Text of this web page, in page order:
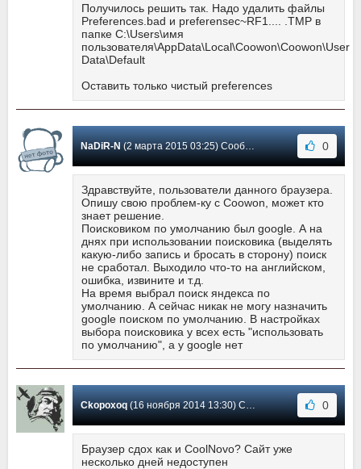
Получилось решить так. Надо удалить файлы
Preferences.bad и preferensec~RF1.... .TMP в
папке C:\Users\имя
пользователя\AppData\Local\Coowon\Coowon\User
Data\Default
Оставить только чистый preferences
NaDiR-N(2 марта 2015 03:25) Сообщение #42 0
Здравствуйте, пользователи данного браузера.
Опишу свою проблем-ку с Coowon, может кто
знает решение.
Поисковиком по умолчанию был google. А на
днях при использовании поисковика (выделять
какую-либо запись и бросать в сторону) поиск
не сработал. Выходило что-то на английском,
ошибка, извините и т.д.
На время выбрал поиск яндекса по
умолчанию. А сейчас никак не могу назначить
google поиском по умолчанию. В настройках
выбора поисковика у всех есть "использовать
по умолчанию", а у google нет
Ckopoxoq(16 ноября 2014 13:30) Сообщение #41 0
Браузер сдох как и CoolNovo? Сайт уже
несколько дней недоступен